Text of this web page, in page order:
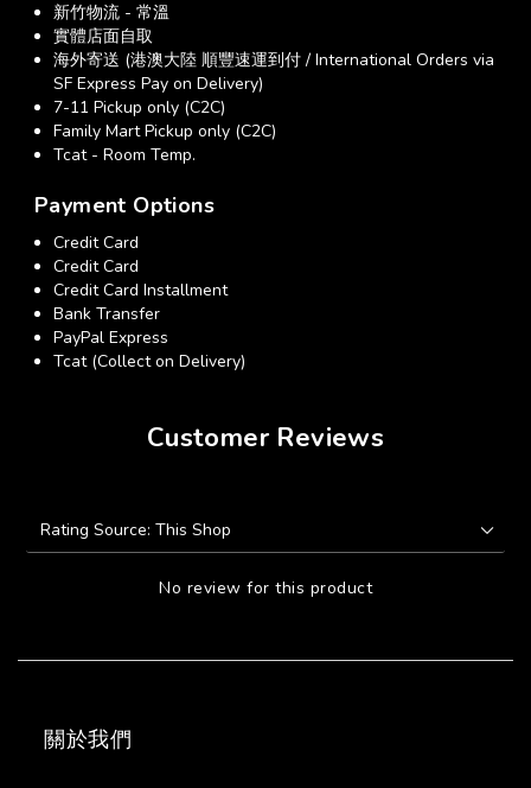
新竹物流 - 常溫
實體店面自取
海外寄送 (港澳大陸 順豐速運到付 / International Orders via
SF Express Pay on Delivery)
7-11 Pickup only (C2C)
Family Mart Pickup only (C2C)
Tcat - Room Temp.
Payment Options
Credit Card
Credit Card
Credit Card Installment
Bank Transfer
PayPal Express
Tcat (Collect on Delivery)
Customer Reviews
No review for this product
關於我們